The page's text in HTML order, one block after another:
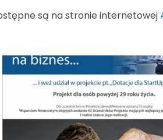
są na stronie internetowej